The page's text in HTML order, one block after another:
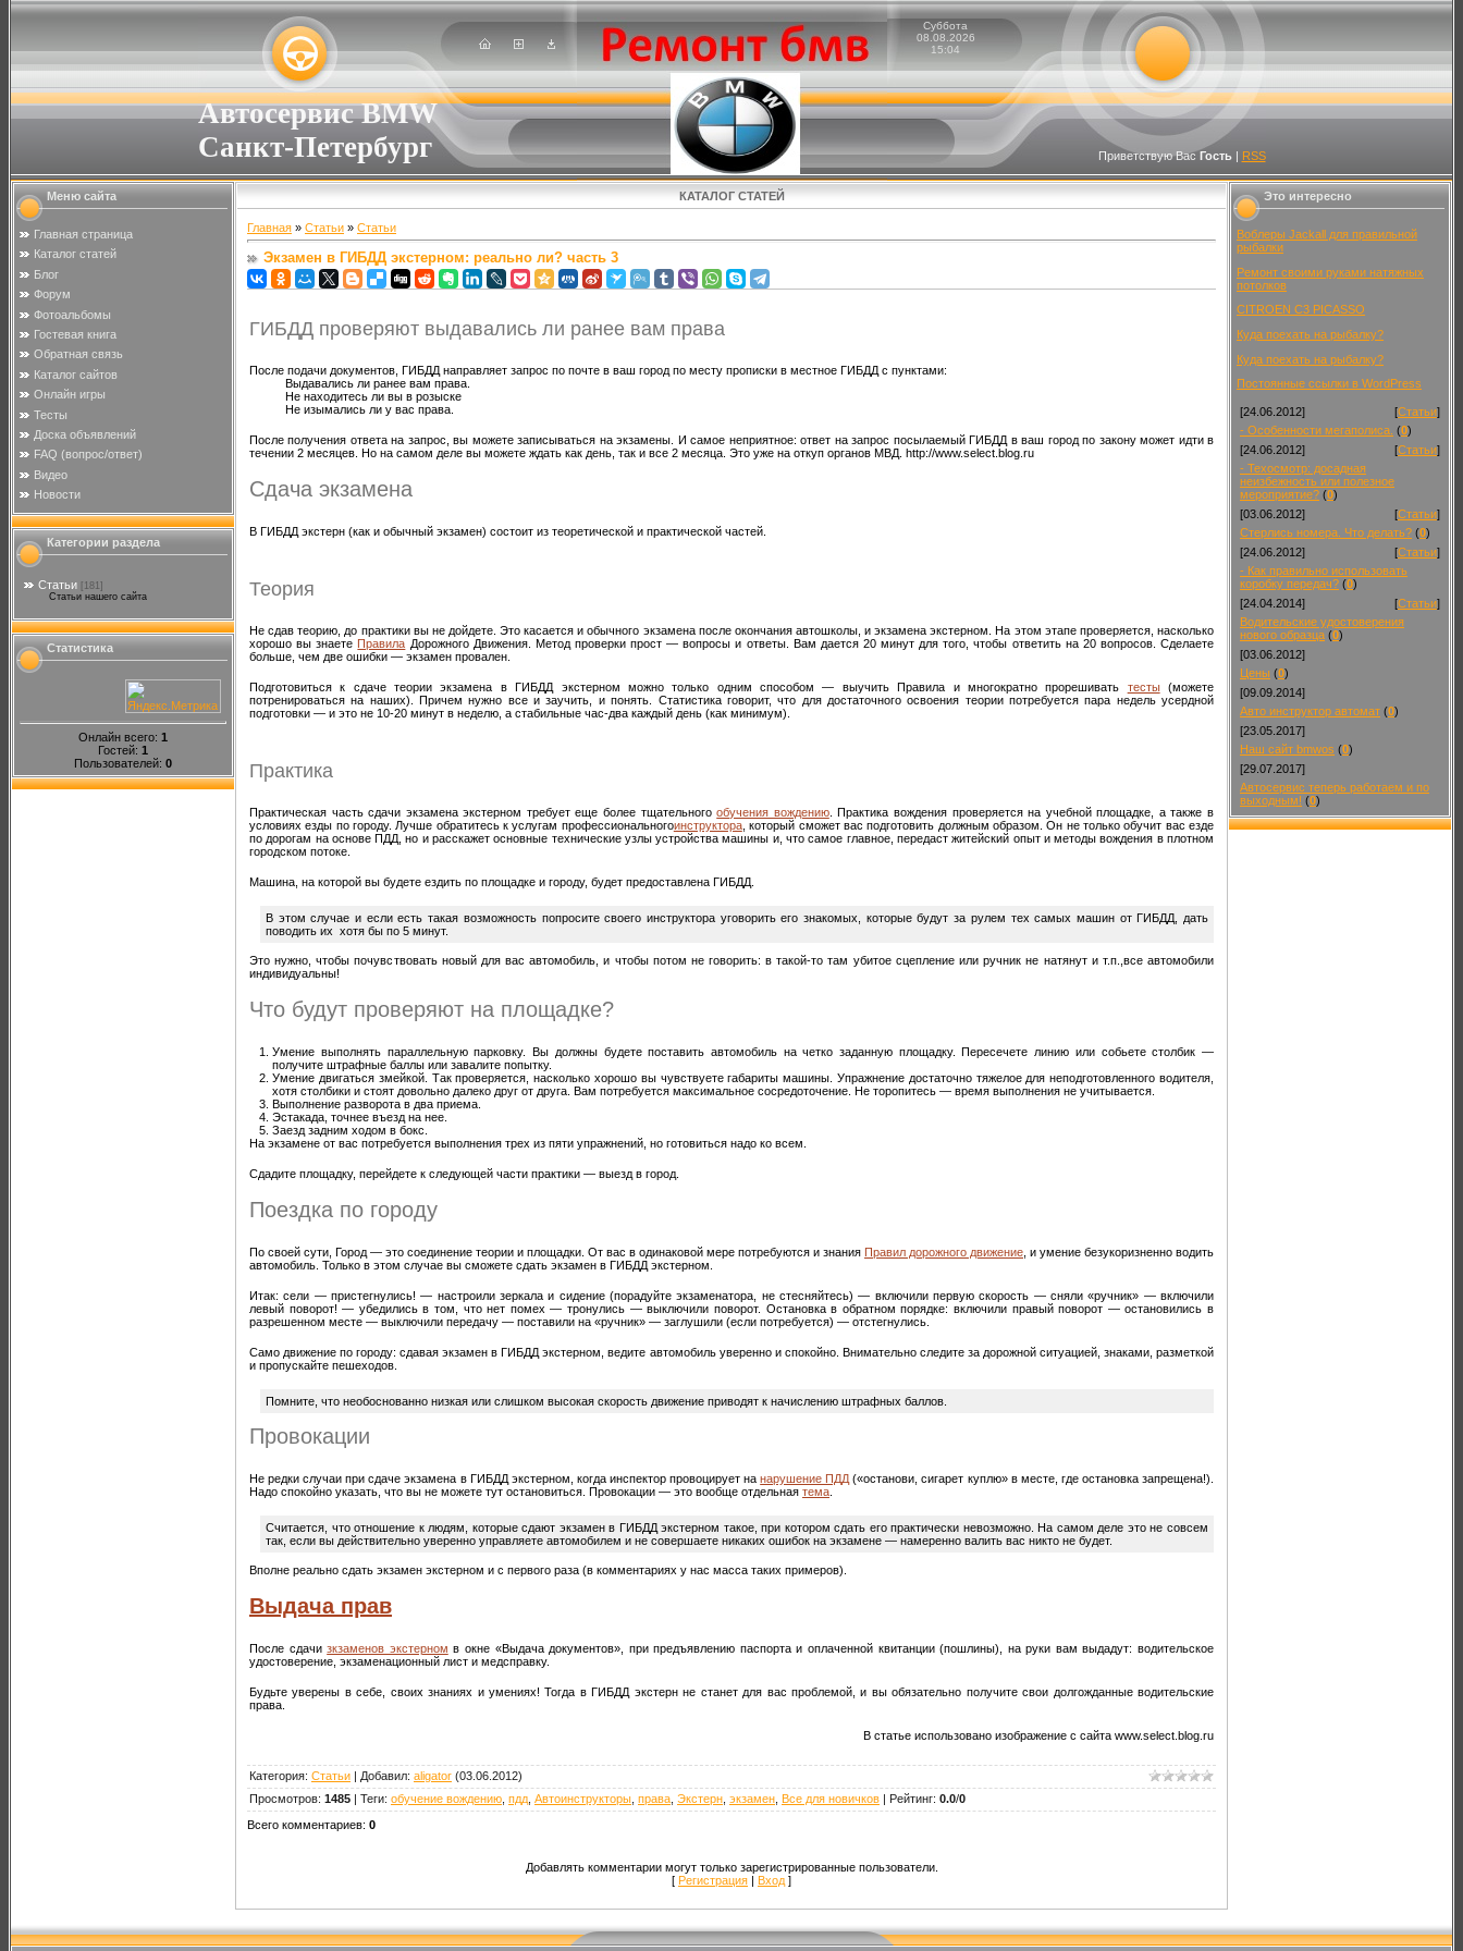
Автосервис BMW
Санкт-Петербург
Суббота
08.08.2026
15:04
Приветствую Вас Гость| RSS
Меню сайта
Главная страница
Каталог статей
Блог
Форум
Фотоальбомы
Гостевая книга
Обратная связь
Каталог сайтов
Онлайн игры
Тесты
Доска объявлений
FAQ (вопрос/ответ)
Видео
Новости
Категории раздела
Статьи
[181]
Статьи нашего сайта
Статистика
Онлайн всего: 1
Гостей: 1
Пользователей: 0
КАТАЛОГ СТАТЕЙ
Главная » Статьи » Статьи
Экзамен в ГИБДД экстерном: реально ли? часть 3
ГИБДД проверяют выдавались ли ранее вам права
После подачи документов, ГИБДД направляет запрос по почте в ваш город по месту прописки в местное ГИБДД с пунктами:
Выдавались ли ранее вам права.
Не находитесь ли вы в розыске
Не изымались ли у вас права.
После получения ответа на запрос, вы можете записываться на экзамены. И самое неприятное: ответ на запрос посылаемый ГИБДД в ваш город по закону может идти в
течении 2 месяцев. Но на самом деле вы можете ждать как день, так и все 2 месяца. Это уже на откуп органов МВД. http://www.select.blog.ru
Сдача экзамена
В ГИБДД экстерн (как и обычный экзамен) состоит из теоретической и практической частей.
Теория
Не сдав теорию, до практики вы не дойдете. Это касается и обычного экзамена после окончания автошколы, и экзамена экстерном. На этом этапе проверяется, насколько
хорошо вы знаетеПравила Дорожного Движения. Метод проверки прост — вопросы и ответы. Вам дается 20 минут для того, чтобы ответить на 20 вопросов. Сделаете
больше, чем две ошибки — экзамен провален.
Подготовиться к сдаче теории экзамена в ГИБДД экстерном можно только одним способом — выучить Правила и многократно прорешивать тесты(можете
потренироваться на наших). Причем нужно все и заучить, и понять. Статистика говорит, что для достаточного освоения теории потребуется пара недель усердной
подготовки — и это не 10-20 минут в неделю, а стабильные час-два каждый день (как минимум).
Практика
Практическая часть сдачи экзамена экстерном требует еще более тщательногообучения вождению. Практика вождения проверяется на учебной площадке, а также в
условиях езды по городу. Лучше обратитесь к услугам профессиональногоинструктора, который сможет вас подготовить должным образом. Он не только обучит вас езде
по дорогам на основе ПДД, но и расскажет основные технические узлы устройства машины и, что самое главное, передаст житейский опыт и методы вождения в плотном
городском потоке.
Машина, на которой вы будете ездить по площадке и городу, будет предоставлена ГИБДД.
В этом случае и если есть такая возможность попросите своего инструктора уговорить его знакомых, которые будут за рулем тех самых машин от ГИБДД, дать
поводить их хотя бы по 5 минут.
Это нужно, чтобы почувствовать новый для вас автомобиль, и чтобы потом не говорить: в такой-то там убитое сцепление или ручник не натянут и т.п.,все автомобили
индивидуальны!
Что будут проверяют на площадке?
Умение выполнять параллельную парковку. Вы должны будете поставить автомобиль на четко заданную площадку. Пересечете линию или собьете столбик —
получите штрафные баллы или завалите попытку.
Умение двигаться змейкой. Так проверяется, насколько хорошо вы чувствуете габариты машины. Упражнение достаточно тяжелое для неподготовленного водителя,
хотя столбики и стоят довольно далеко друг от друга. Вам потребуется максимальное сосредоточение. Не торопитесь — время выполнения не учитывается.
Выполнение разворота в два приема.
Эстакада, точнее въезд на нее.
Заезд задним ходом в бокс.
На экзамене от вас потребуется выполнения трех из пяти упражнений, но готовиться надо ко всем.
Сдадите площадку, перейдете к следующей части практики — выезд в город.
Поездка по городу
По своей сути, Город — это соединение теории и площадки. От вас в одинаковой мере потребуются и знания Правил дорожного движение , и умение безукоризненно водить
автомобиль. Только в этом случае вы сможете сдать экзамен в ГИБДД экстерном.
Итак: сели — пристегнулись! — настроили зеркала и сидение (порадуйте экзаменатора, не стесняйтесь) — включили первую скорость — сняли «ручник» — включили
левый поворот! — убедились в том, что нет помех — тронулись — выключили поворот. Остановка в обратном порядке: включили правый поворот — остановились в
разрешенном месте — выключили передачу — поставили на «ручник» — заглушили (если потребуется) — отстегнулись.
Само движение по городу: сдавая экзамен в ГИБДД экстерном, ведите автомобиль уверенно и спокойно. Внимательно следите за дорожной ситуацией, знаками, разметкой
и пропускайте пешеходов.
Помните, что необоснованно низкая или слишком высокая скорость движение приводят к начислению штрафных баллов.
Провокации
Не редки случаи при сдаче экзамена в ГИБДД экстерном, когда инспектор провоцирует нанарушение ПДД («останови, сигарет куплю» в месте, где остановка запрещена!).
Надо спокойно указать, что вы не можете тут остановиться. Провокации — это вообще отдельная тема
Считается, что отношение к людям, которые сдают экзамен в ГИБДД экстерном такое, при котором сдать его практически невозможно. На самом деле это не совсем
так, если вы действительно уверенно управляете автомобилем и не совершаете никаких ошибок на экзамене — намеренно валить вас никто не будет.
Вполне реально сдать экзамен экстерном и с первого раза (в комментариях у нас масса таких примеров).
Выдача прав
После сдачизкзаменов экстерном в окне «Выдача документов», при предъявлению паспорта и оплаченной квитанции (пошлины), на руки вам выдадут: водительское
удостоверение, экзаменационный лист и медсправку.
Будьте уверены в себе, своих знаниях и умениях! Тогда в ГИБДД экстерн не станет для вас проблемой, и вы обязательно получите свои долгожданные водительские
права.
В статье использовано изображение с сайта www.select.blog.ru
Категория: Статьи | Добавил: aligator (03.06.2012)
Просмотров: 1485 | Теги: обучение вождению пдд Автоинструкторы права Экстерн экзамен Все для новичков | Рейтинг: 0.0/0
Всего комментариев: 0
Добавлять комментарии могут только зарегистрированные пользователи.
[ Регистрация | Вход ]
Это интересно
Воблеры Jackall для правильной
рыбалки
Ремонт своими руками натяжных
потолков
CITROEN C3 PICASSO
Куда поехать на рыбалку?
Куда поехать на рыбалку?
Постоянные ссылки в WordPress
[24.06.2012] [Статьи]
- Особенности мегаполиса. (0)
[24.06.2012]
[Статьи]
- Техосмотр: досадная
неизбежность или полезное
мероприятие? (0)
[03.06.2012]
[Статьи]
Стерлись номера. Что делать? (0)
[24.06.2012]
[Статьи]
- Как правильно использовать
коробку передач? (0)
[24.04.2014]
[Статьи]
Водительские удостоверения
нового образца (0)
[03.06.2012]
Цены (0)
[09.09.2014]
Авто инструктор автомат (0)
[23.05.2017]
Наш сайт bmwos (0)
[29.07.2017]
Автосервис теперь работаем и по
выходным! (0)